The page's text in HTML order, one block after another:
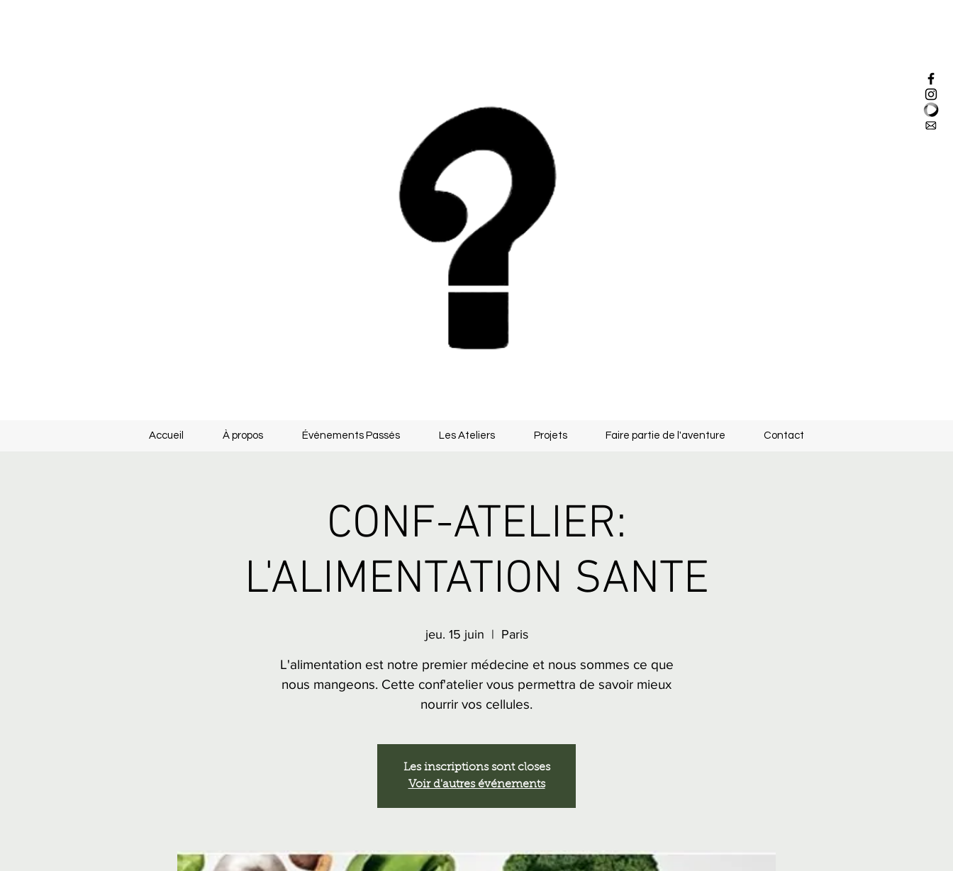
Accueil À propos Événements Passés Les Ateliers Projets Faire partie de l'aventure Contact
CONF-ATELIER:
L'ALIMENTATION SANTE
jeu. 15 juin
  |
Paris
L'alimentation est notre premier médecine et nous sommes ce que
nous mangeons. Cette conf'atelier vous permettra de savoir mieux
nourrir vos cellules.
Les inscriptions sont closes
Voir d'autres événements